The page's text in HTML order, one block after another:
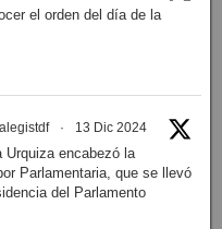
el orden del día de la
· 13 Dic 2024
Urquiza encabezó la
Parlamentaria, que se llevó
del Parlamento